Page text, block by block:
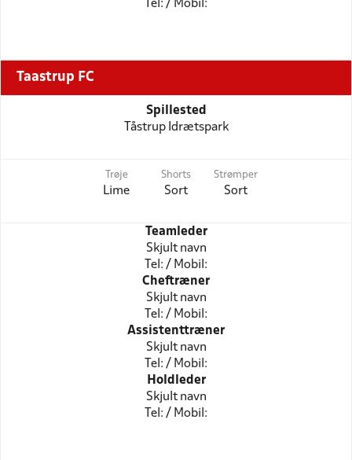
Tel: / Mobil:
Taastrup FC
Spillested
Tåstrup Idrætspark
Trøje
Lime
Shorts
Sort
Strømper
Sort
Teamleder
Skjult navn
Tel: / Mobil:
Cheftræner
Skjult navn
Tel: / Mobil:
Assistenttræner
Skjult navn
Tel: / Mobil:
Holdleder
Skjult navn
Tel: / Mobil: